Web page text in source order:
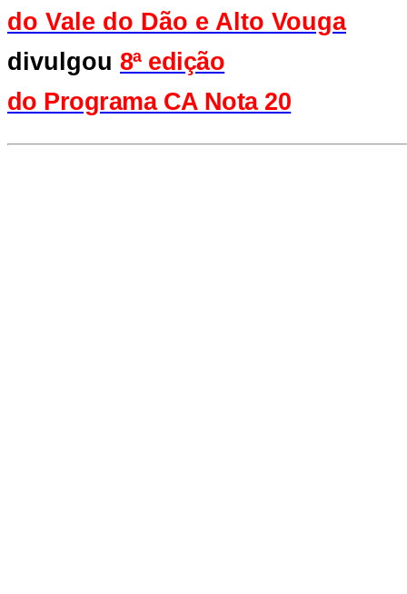
do Vale do Dão e Alto Vouga
divulgou 8ª edição
do Programa CA Nota 20